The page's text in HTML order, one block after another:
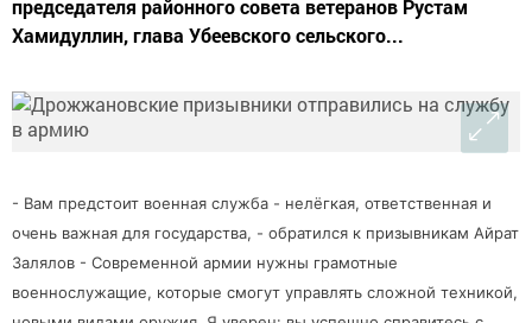
председателя районного совета ветеранов Рустам
Хамидуллин, глава Убеевского сельского...
- Вам предстоит военная служба - нелёгкая, ответственная и
очень важная для государства, - обратился к призывникам Айрат
Залялов - Современной армии нужны грамотные
военнослужащие, которые смогут управлять сложной техникой,